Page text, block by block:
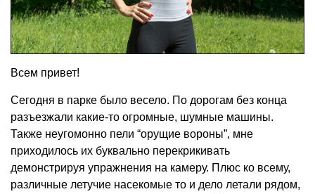
Всем привет!
Сегодня в парке было весело. По дорогам без конца
разъезжали какие-то огромные, шумные машины.
Также неугомонно пели “орущие вороны”, мне
приходилось их буквально перекрикивать
демонстрируя упражнения на камеру. Плюс ко всему,
различные летучие насекомые то и дело летали рядом,